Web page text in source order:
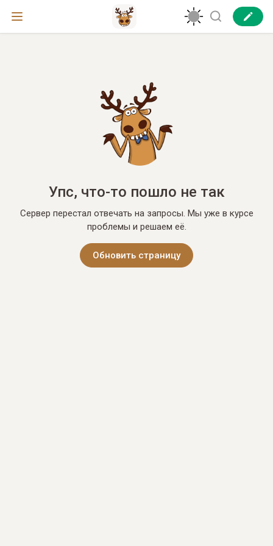
Упс, что-то пошло не так
Сервер перестал отвечать на запросы. Мы уже в курсе
проблемы и решаем её.
Обновить страницу